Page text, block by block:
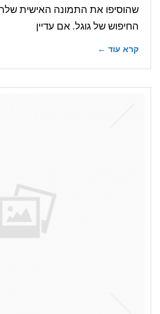
שהוסיפו את התמונה האישית
החיפוש של גוגל. אם עדיין
קרא עוד ←